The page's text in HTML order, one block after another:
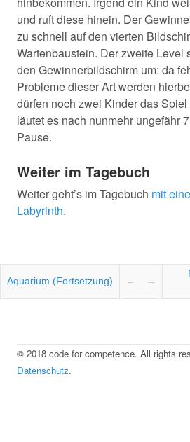
und ruft diese hinein. Der
zu schnell auf den vierten
Wartenbaustein. Der zweite Level
den Gewinnerbildschirm um: da
Probleme dieser Art werden
dürfen noch zwei Kinder das
läutet es nach nunmehr ungefähr
Pause.
Weiter im Tagebuch
Weiter geht’s im Tagebuch mit
Labyrinth.
Aquarium (Fortsetzung) ← →
© 2018 code for competence. All rights
Datenschutz.